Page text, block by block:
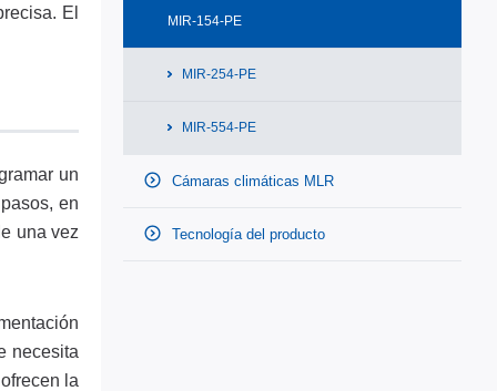
El
un
en
una vez
necesita
la
MIR-154-PE
MIR-254-PE
MIR-554-PE
Cámaras climáticas MLR
Tecnología del producto